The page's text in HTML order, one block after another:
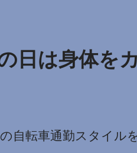
日は身体を
転車通勤スタイル